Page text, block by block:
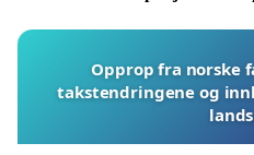
Opprop fra norske
takstendringene og